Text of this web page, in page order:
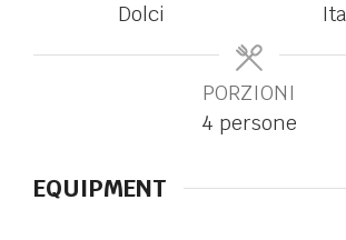
Dolci
PORZIONI
4 persone
EQUIPMENT